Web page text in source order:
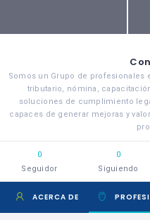
Somos un Grupo de
tributario, nómina,
soluciones de cumplimiento
capaces de generar mejoras y
0
Seguidor
0
Siguiendo
ACERCA DE